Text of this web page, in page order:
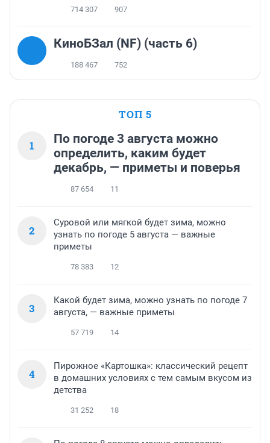
714 307 907
КиноБЗал (NF) (часть 6)
188 467 752
ТОП 5
1
По погоде 3 августа можно
определить, каким будет
декабрь, — приметы и поверья
87 654 11
2
Суровой или мягкой будет зима, можно
узнать по погоде 5 августа — важные
приметы
78 383 12
3
Какой будет зима, можно узнать по погоде 7
августа, — важные приметы
57 719 14
4
Пирожное «Картошка»: классический рецепт
в домашних условиях с тем самым вкусом из
детства
31 252 18